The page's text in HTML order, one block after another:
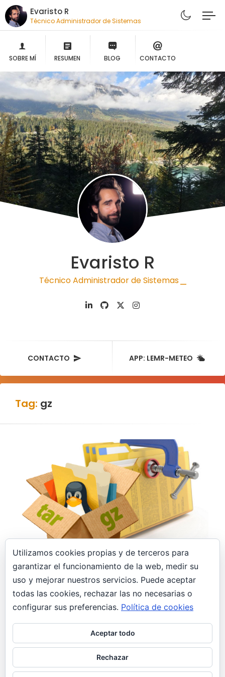
Evaristo R
Técnico Administrador de Sistemas
SOBRE MÍ RESUMEN BLOG CONTACTO
Evaristo R
Técnico Administrador de Sistemas |
CONTACTO APP: LEMR-METEO
Tag: gz
8 febrero, 2020
Archivar, desarchivar, comprimir y
descomprimir .tar.gz, .tar, .gz y .zip en Linux
General
Todo informático que se precie tiene en su blog
el típico post como «nota» o «recordatorio» con
comandos para comprimir/descomprimir.
¡Pues justo has caído en el mío!
Utilizamos cookies propias y de terceros para
garantizar el funcionamiento de la web, medir su
uso y mejorar nuestros servicios. Puede aceptar
todas las cookies, rechazar las no necesarias o
configurar sus preferencias. Política de cookies
Aceptar todo
Rechazar